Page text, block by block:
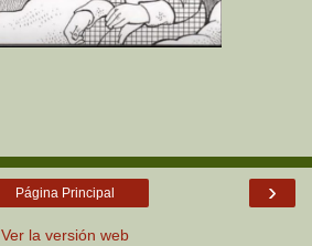
›
Página Principal
Ver la versión web